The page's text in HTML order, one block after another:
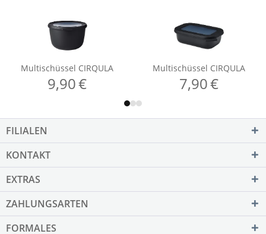
FILIALEN
KONTAKT
EXTRAS
ZAHLUNGSARTEN
FORMALES